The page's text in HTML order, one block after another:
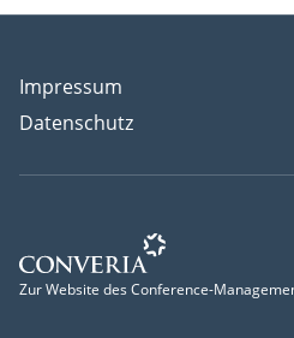
Impressum
Datenschutz
Zur Website des
Zur Website des Conference-